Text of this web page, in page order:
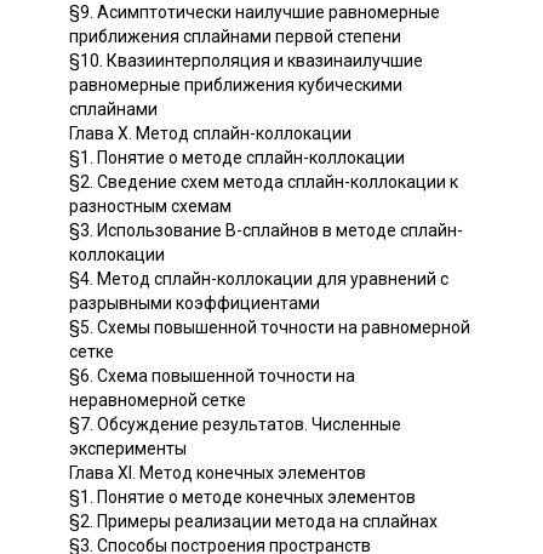
§9. Асимптотически наилучшие равномерные
приближения сплайнами первой степени
§10. Квазиинтерполяция и квазинаилучшие
равномерные приближения кубическими
сплайнами
Глава X. Метод сплайн-коллокации
§1. Понятие о методе сплайн-коллокации
§2. Сведение схем метода сплайн-коллокации к
разностным схемам
§3. Использование B-сплайнов в методе сплайн-
коллокации
§4. Метод сплайн-коллокации для уравнений с
разрывными коэффициентами
§5. Схемы повышенной точности на равномерной
сетке
§6. Схема повышенной точности на
неравномерной сетке
§7. Обсуждение результатов. Численные
эксперименты
Глава XI. Метод конечных элементов
§1. Понятие о методе конечных элементов
§2. Примеры реализации метода на сплайнах
§3. Способы построения пространств